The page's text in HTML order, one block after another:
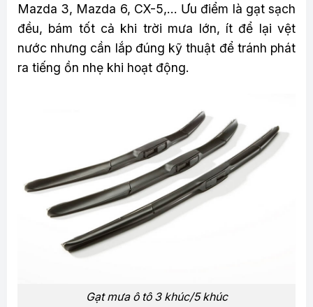
Mazda 3, Mazda 6, CX-5,… Ưu điểm là gạt sạch
đều, bám tốt cả khi trời mưa lớn, ít để lại vệt
nước nhưng cần lắp đúng kỹ thuật để tránh phát
ra tiếng ồn nhẹ khi hoạt động.
Gạt mưa ô tô 3 khúc/5 khúc